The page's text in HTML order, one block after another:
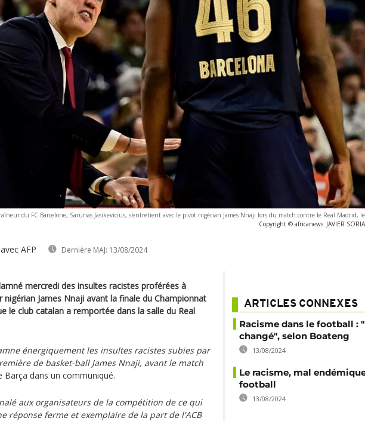
du FC Barcelone, Sarunas Jasikevicius, s'entretient avec le pivot nigérian James Nnaji lors du match contre le Real Madrid,
Copyright © africanews JAVIER
avec AFP Dernière MAJ: 13/08/2024
mercredi des insultes racistes proférées à
James Nnaji avant la finale du Championnat
le club catalan a remportée dans la salle du Real
énergiquement les insultes racistes subies par
de basket-ball James Nnaji, avant le match
Barça dans un communiqué.
aux organisateurs de la compétition de ce qui
réponse ferme et exemplaire de la part de l'ACB
ARTICLES CONNEXES
Racisme dans le football :
changé", selon Boateng
13/08/2024
Le racisme, mal
football
13/08/2024